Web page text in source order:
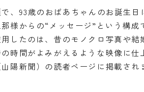
、93歳のおばあちゃんのお誕生
様からの“メッセージ”という構
したのは、昔のモノクロ写真や
時間がよみがえるような映像に
陽新聞）の読者ページに掲載され